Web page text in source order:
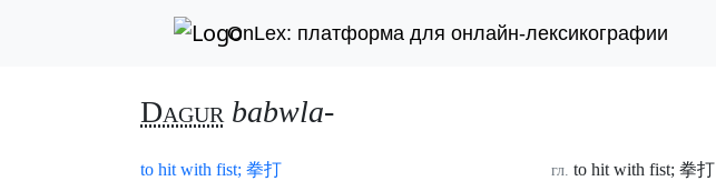
OnLex: платформа для онлайн-лексикографии
Dagur babwla-
to hit with fist; 拳打 гл.to hit with fist; 拳打